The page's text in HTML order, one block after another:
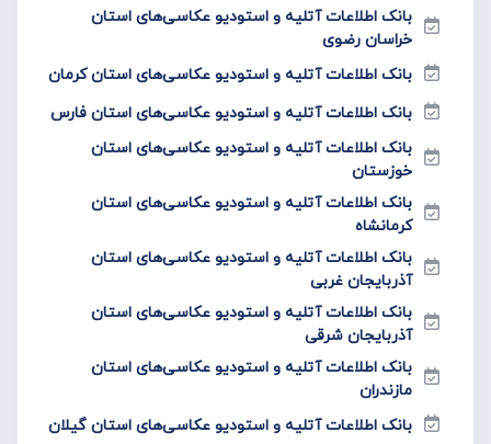
بانک اطلاعات آتلیه و استودیو عکاسی‌های استان
خراسان رضوی
بانک اطلاعات آتلیه و استودیو عکاسی‌های استان کرمان
بانک اطلاعات آتلیه و استودیو عکاسی‌های استان فارس
بانک اطلاعات آتلیه و استودیو عکاسی‌های استان
خوزستان
بانک اطلاعات آتلیه و استودیو عکاسی‌های استان
کرمانشاه
بانک اطلاعات آتلیه و استودیو عکاسی‌های استان
آذربایجان غربی
بانک اطلاعات آتلیه و استودیو عکاسی‌های استان
آذربایجان شرقی
بانک اطلاعات آتلیه و استودیو عکاسی‌های استان
مازندران
بانک اطلاعات آتلیه و استودیو عکاسی‌های استان گیلان